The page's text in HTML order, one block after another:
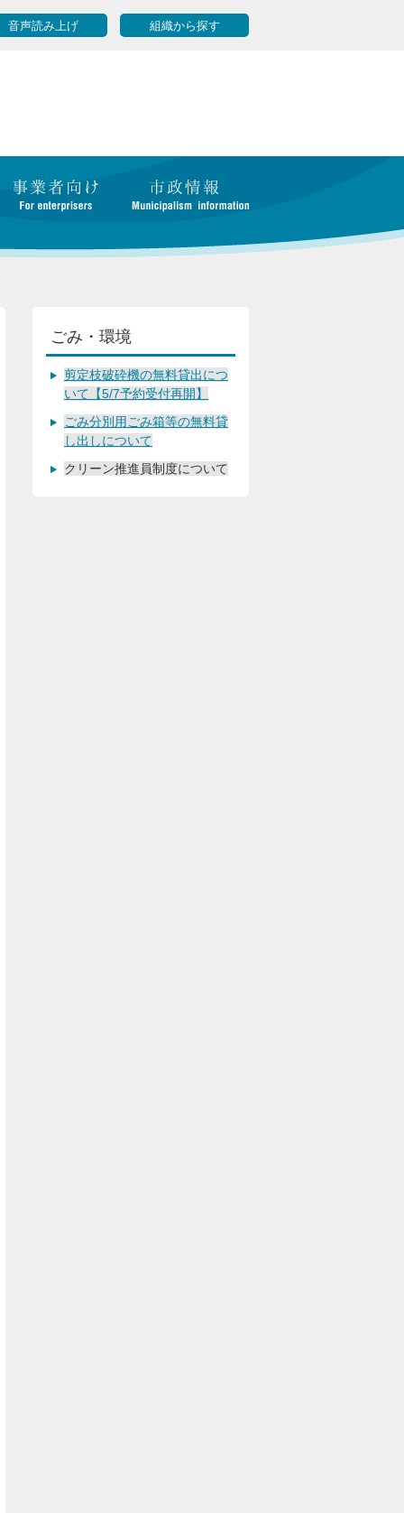
音声読み上げ 組織から探す
ごみ・環境
剪定枝破砕機の無料貸出につ
いて【5/7予約受付再開】
ごみ分別用ごみ箱等の無料貸
し出しについて
クリーン推進員制度について